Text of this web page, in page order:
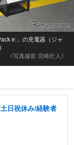
《写真撮影 宮崎壮人》
e:」の充電器（ジャ
日祝休み/経験者